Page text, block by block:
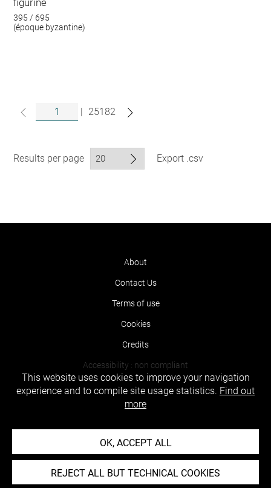
395 / 695
(époque byzantine)
| 25182
Results per page Export .csv
About
Contact Us
Terms of use
Cookies
Credits
Accessibility : non compliant
This website uses cookies to improve your navigation
experience and to compile site usage statistics. Find out
more
OK, ACCEPT ALL
REJECT ALL BUT TECHNICAL COOKIES